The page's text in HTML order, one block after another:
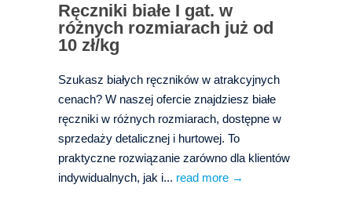
Ręczniki białe I gat. w
różnych rozmiarach już od
10 zł/kg
Szukasz białych ręczników w atrakcyjnych
cenach? W naszej ofercie znajdziesz białe
ręczniki w różnych rozmiarach, dostępne w
sprzedaży detalicznej i hurtowej. To
praktyczne rozwiązanie zarówno dla klientów
indywidualnych, jak i... read more →